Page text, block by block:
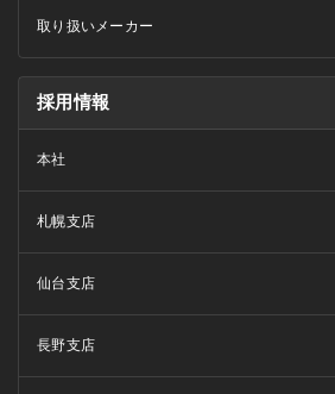
取り扱いメーカー
採用情報
本社
札幌支店
仙台支店
長野支店